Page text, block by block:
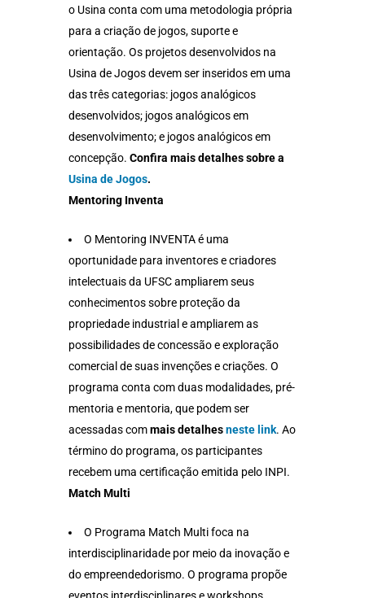
o Usina conta com uma metodologia própria
para a criação de jogos, suporte e
orientação. Os projetos desenvolvidos na
Usina de Jogos devem ser inseridos em uma
das três categorias: jogos analógicos
desenvolvidos; jogos analógicos em
desenvolvimento; e jogos analógicos em
concepção. Confira mais detalhes sobre a
Usina de Jogos.
Mentoring Inventa
O Mentoring INVENTA é uma
oportunidade para inventores e criadores
intelectuais da UFSC ampliarem seus
conhecimentos sobre proteção da
propriedade industrial e ampliarem as
possibilidades de concessão e exploração
comercial de suas invenções e criações. O
programa conta com duas modalidades, pré-
mentoria e mentoria, que podem ser
acessadas commais detalhesneste link. Ao
término do programa, os participantes
recebem uma certificação emitida pelo INPI.
Match Multi
O Programa Match Multi foca na
interdisciplinaridade por meio da inovação e
do empreendedorismo. O programa propõe